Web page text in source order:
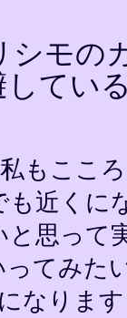
シモの
てい
もここ
も近くに
と思って
てみた
なりま